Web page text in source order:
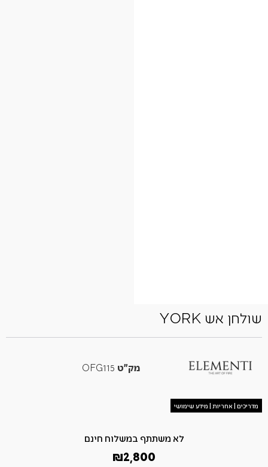
שולחן אש YORK
מק"ט
מדריכים | אחריות | מידע שימושי
לא משתתף במשלוח חינם
₪2,800